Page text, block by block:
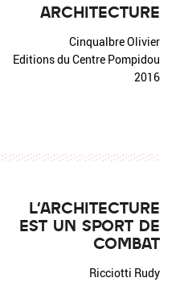
ARCHITECTURE
Cinqualbre Olivier
Editions du Centre Pompidou
2016
L'ARCHITECTURE
EST UN SPORT DE
COMBAT
Ricciotti Rudy